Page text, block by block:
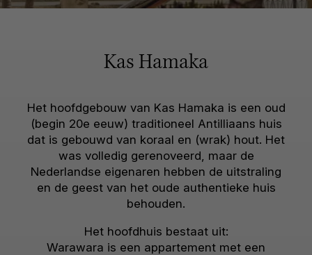
Kas Hamaka
Het hoofdgebouw van Kas Hamaka is een oud
(begin 20e eeuw) traditioneel Antilliaans huis
dat is gebouwd van koraal en (wrak) hout. Het
was volledig gerenoveerd, maar de
Nederlandse eigenaren hebben de uitstraling
en de geest van het oude authentieke huis
behouden.
Het hoofdhuis bestaat uit:
Warawara is een appartement met een